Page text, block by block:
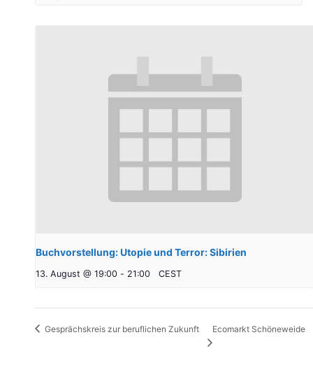
Buchvorstellung: Utopie und Terror: Sibirien
13. August @ 19:00 - 21:00 CEST
Gesprächskreis zur beruflichen Zukunft Ecomarkt Schöneweide